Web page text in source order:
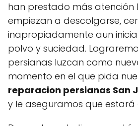
han prestado más atención
empiezan a descolgarse,
inapropiadamente aun
polvo y suciedad.
persianas luzcan como
momento en el que pida
reparacion persianas San
y le aseguramos que estará